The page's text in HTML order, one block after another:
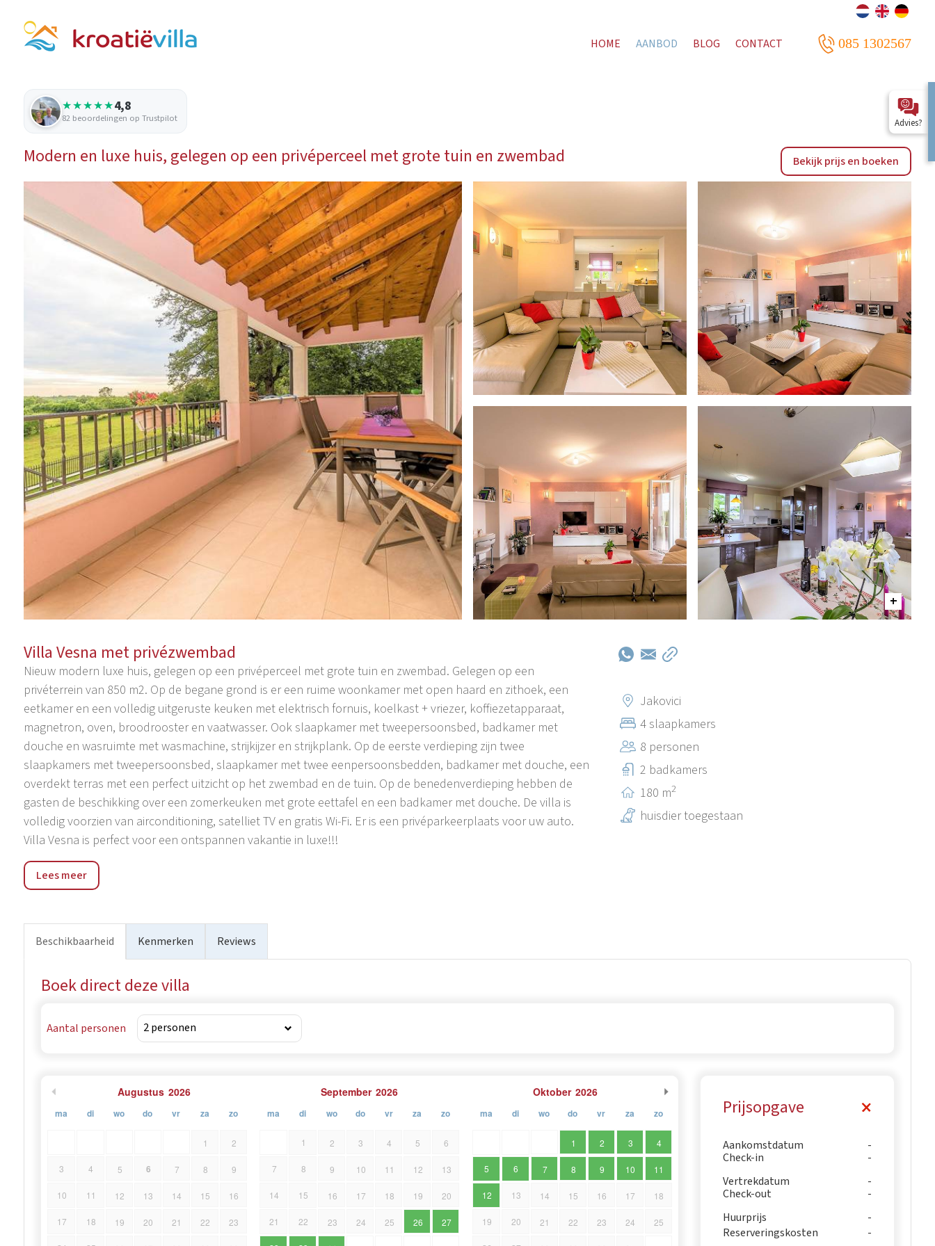
HOME AANBOD BLOG CONTACT 085 1302567
★★★★★4,8
82 beoordelingen op Trustpilot
Modern en luxe huis, gelegen op een privéperceel met grote tuin en zwembad Bekijk prijs en boeken
Villa Vesna met privézwembad
Nieuw modern luxe huis, gelegen op een privéperceel met grote tuin en zwembad. Gelegen op een
privéterrein van 850 m2. Op de begane grond is er een ruime woonkamer met open haard en zithoek, een
eetkamer en een volledig uitgeruste keuken met elektrisch fornuis, koelkast + vriezer, koffiezetapparaat,
magnetron, oven, broodrooster en vaatwasser. Ook slaapkamer met tweepersoonsbed, badkamer met
douche en wasruimte met wasmachine, strijkijzer en strijkplank. Op de eerste verdieping zijn twee
slaapkamers met tweepersoonsbed, slaapkamer met twee eenpersoonsbedden, badkamer met douche, een
overdekt terras met een perfect uitzicht op het zwembad en de tuin. Op de benedenverdieping hebben de
gasten de beschikking over een zomerkeuken met grote eettafel en een badkamer met douche. De villa is
volledig voorzien van airconditioning, satelliet TV en gratis Wi-Fi. Er is een privéparkeerplaats voor uw auto.
Villa Vesna is perfect voor een ontspannen vakantie in luxe!!!
Jakovici is een klein dorp in de buurt van Tinjan - de stad van de Istrische ham. Tinjan is een kleine stad in het
binnenland van Istrië, aan de weg die Porec met Pazin verbindt. Het ligt op slechts 17 km van Porec en de
Pazin, het belangrijkste administratieve centrum van de regio Istrië, bekend om zijn middeleeuwse kasteelfort,
Lees meer
Jakovici
4 slaapkamers
8 personen
2 badkamers
180 m2
huisdier toegestaan
Beschikbaarheid Kenmerken Reviews
Boek direct deze villa
Aantal personen
Augustus 2026
ma di wo do vr za zo
1 2
3 4 5 6 7 8 9
10 11 12 13 14 15 16
17 18 19 20 21 22 23
September 2026
ma di wo do vr za zo
1 2 3 4 5 6
7 8 9 10 11 12 13
14 15 16 17 18 19 20
21 22 23 24 25 26 27
Oktober 2026
ma di wo do vr za zo
1 2 3 4
5 6 7 8 9 10 11
12 13 14 15 16 17 18
19 20 21 22 23 24 25
Prijsopgave
Aankomstdatum
Check-in
Vertrekdatum
Check-out
Huurprijs
Reserveringskosten
Advies?